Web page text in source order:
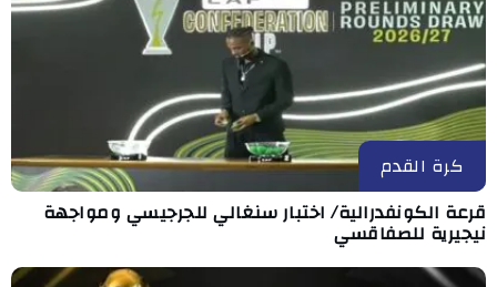
كرة القدم
قرعة الكونفدرالية/ اختبار سنغالي للجرجيسي ومواجهة
نيجيرية للصفاقسي